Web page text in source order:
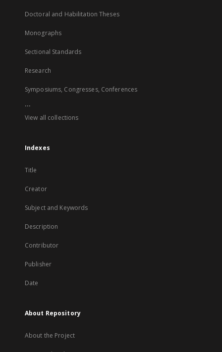
Doctoral and Habilitation Theses
Monographs
Sectional Standards
Research
Symposiums, Congresses, Conferences
...
View all collections
Indexes
Title
Creator
Subject and Keywords
Description
Contributor
Publisher
Date
About Repository
About the Project